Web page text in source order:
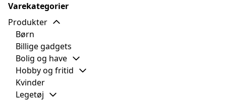
Varekategorier
Produkter
Børn
Billige gadgets
Bolig og have
Hobby og fritid
Kvinder
Legetøj